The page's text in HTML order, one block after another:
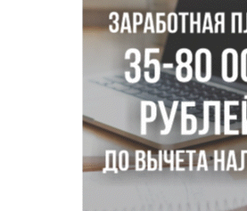
В Новосибирске зафиксирован рост
энтеровирусной инфекцией
В Новосибирске осудили внука за